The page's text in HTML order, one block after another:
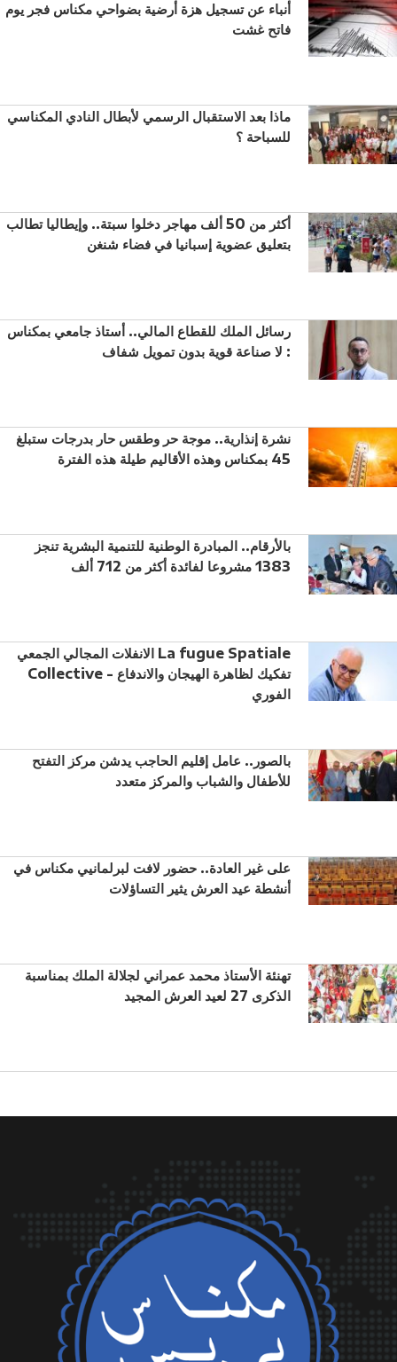
أنباء عن تسجيل هزة أرضية بضواحي مكناس فجر يوم
فاتح غشت
ماذا بعد الاستقبال الرسمي لأبطال النادي المكناسي
للسباحة ؟
أكثر من 50 ألف مهاجر دخلوا سبتة.. وإيطاليا تطالب
بتعليق عضوية إسبانيا في فضاء شنغن
رسائل الملك للقطاع المالي.. أستاذ جامعي بمكناس
: لا صناعة قوية بدون تمويل شفاف
نشرة إنذارية.. موجة حر وطقس حار بدرجات ستبلغ
45 بمكناس وهذه الأقاليم طيلة هذه الفترة
بالأرقام.. المبادرة الوطنية للتنمية البشرية تنجز
1383 مشروعا لفائدة أكثر من 712 ألف
الانفلات المجالي الجمعي La fugue Spatiale
Collective - تفكيك لظاهرة الهيجان والاندفاع
الفوري
بالصور.. عامل إقليم الحاجب يدشن مركز التفتح
للأطفال والشباب والمركز متعدد
على غير العادة.. حضور لافت لبرلمانيي مكناس في
أنشطة عيد العرش يثير التساؤلات
تهنئة الأستاذ محمد عمراني لجلالة الملك بمناسبة
الذكرى 27 لعيد العرش المجيد